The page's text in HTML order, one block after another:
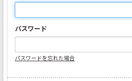
パスワード
パスワードを忘れた場合